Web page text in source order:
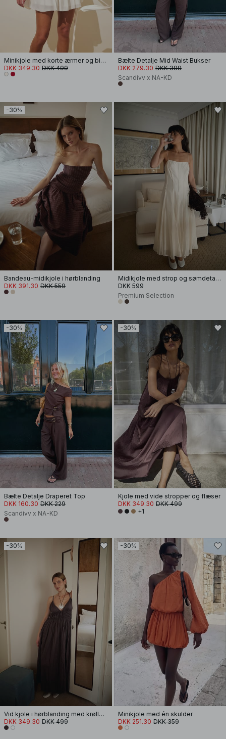
Minikjole med korte ærmer og bindebånd i taljen
DKK 349.30 DKK 499
Bælte Detalje Mid Waist Bukser
DKK 279.30 DKK 399
Scandivv x NA-KD
-30%
Bandeau-midikjole i hørblanding
DKK 391.30 DKK 559
Midikjole med strop og sømdetalje
DKK 599
Premium Selection
-30%
Bælte Detalje Draperet Top
DKK 160.30 DKK 229
Scandivv x NA-KD
-30%
Kjole med vide stropper og flæser
DKK 349.30 DKK 499
+1
-30%
Vid kjole i hørblanding med krøller og stropper
DKK 349.30 DKK 499
-30%
Minikjole med én skulder
DKK 251.30 DKK 359